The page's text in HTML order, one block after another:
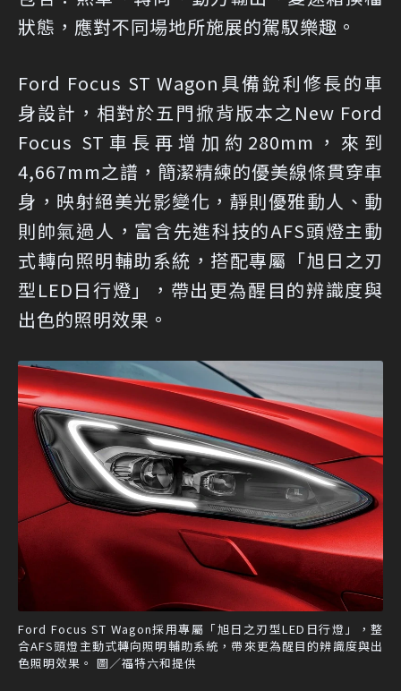
狀態，應對不同場地所施展的駕馭樂趣。
Ford Focus ST Wagon具備銳利修長的車
身設計，相對於五門掀背版本之New Ford
Focus ST車長再增加約280mm，來到
4,667mm之譜，簡潔精練的優美線條貫穿車
身，映射絕美光影變化，靜則優雅動人、動
則帥氣過人，富含先進科技的AFS頭燈主動
式轉向照明輔助系統，搭配專屬「旭日之刃
型LED日行燈」，帶出更為醒目的辨識度與
出色的照明效果。
Ford Focus ST Wagon採用專屬「旭日之刃型LED日行燈」，整
合AFS頭燈主動式轉向照明輔助系統，帶來更為醒目的辨識度與出
色照明效果。 圖／福特六和提供